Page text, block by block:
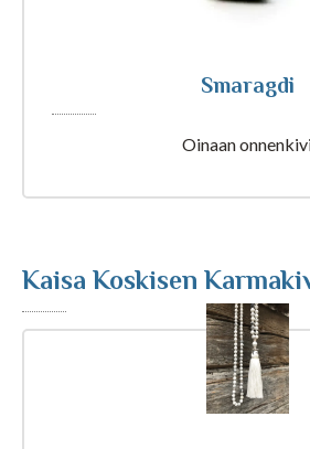
Ennustus
Henkimaailma
Smaragdi
Oinaan
Kaisa Koskisen